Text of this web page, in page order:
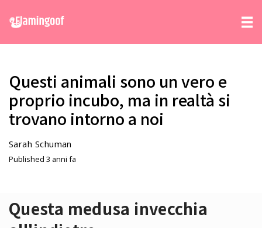
Questi animali sono un vero e
proprio incubo, ma in realtà si
trovano intorno a noi
Sarah Schuman
Published 3 anni fa
Questa medusa invecchia